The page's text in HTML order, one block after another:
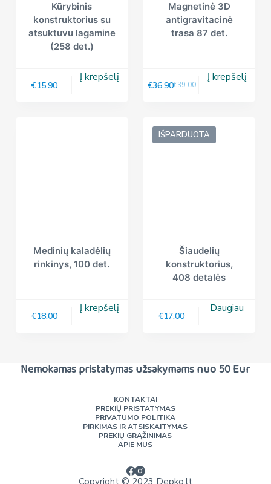
Kūrybinis
konstruktorius su
atsuktuvu lagamine
(258 det.)
€15.90
Į krepšelį
Magnetinė 3D
antigravitacinė
trasa 87 det.
€39.00
€36.90
Į krepšelį
Medinių kaladėlių
rinkinys, 100 det.
€18.00
Į krepšelį
IŠPARDUOTA
Šiaudelių
konstruktorius,
408 detalės
€17.00
Daugiau
Nemokamas pristatymas užsakymams nuo 50 Eur
KONTAKTAI
PREKIŲ PRISTATYMAS
PRIVATUMO POLITIKA
PIRKIMAS IR ATSISKAITYMAS
PREKIŲ GRĄŽINIMAS
APIE MUS
Copyright © 2023 Depko.lt